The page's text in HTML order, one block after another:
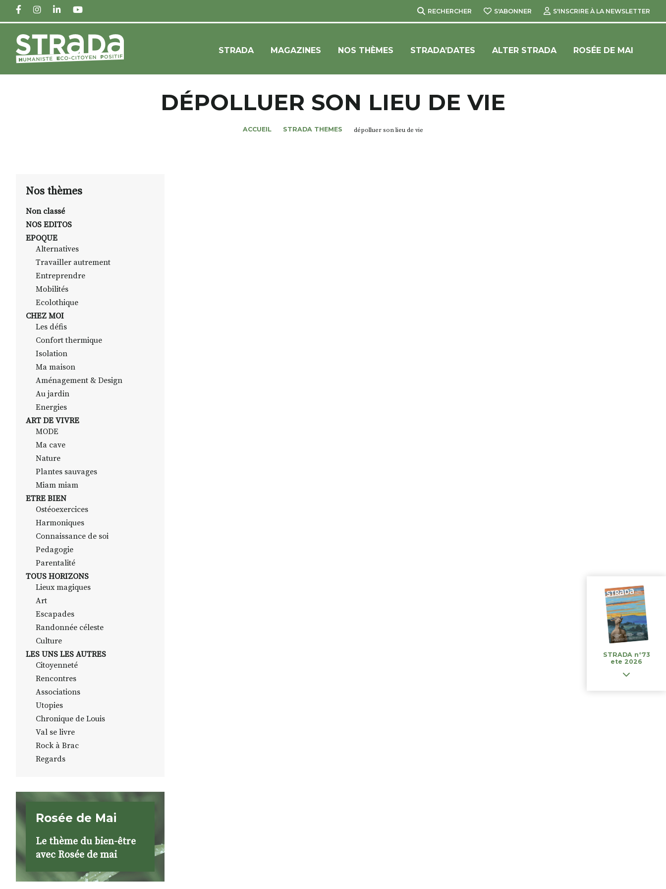
FACEBOOKINSTAGRAM
LINKEDINYOUTUBE RECHERCHER S'ABONNER S'INSCRIRE À LA NEWSLETTER
STRADA MAGAZINES NOS THÈMES STRADA’DATES ALTER STRADA ROSÉE DE MAI
DÉPOLLUER SON LIEU DE VIE
ACCUEIL STRADA THEMES dépolluer son lieu de vie
Nos thèmes
Non classé
NOS EDITOS
EPOQUE
Alternatives
Travailler autrement
Entreprendre
Mobilités
Ecolothique
CHEZ MOI
Les défis
Confort thermique
Isolation
Ma maison
Aménagement & Design
Au jardin
Energies
ART DE VIVRE
MODE
Ma cave
Nature
Plantes sauvages
Miam miam
ETRE BIEN
Ostéoexercices
Harmoniques
Connaissance de soi
Pedagogie
Parentalité
TOUS HORIZONS
Lieux magiques
Art
Escapades
Randonnée céleste
Culture
LES UNS LES AUTRES
Citoyenneté
Rencontres
Associations
Utopies
Chronique de Louis
Val se livre
Rock à Brac
Regards
Rosée de Mai
Le thème du bien-être
avec Rosée de mai
STRADA n°73
ete 2026